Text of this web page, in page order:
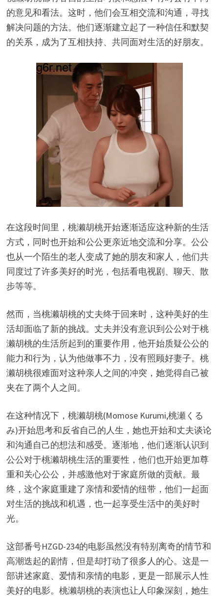
的意见和看法。这时，他们会互相交流和沟通，寻找
解决问题的方法。他们逐渐建立起了一种信任和默契
的关系，成为了互相扶持、共同面对生活的好朋友。
在这段时间里，桃濑胡桃开始逐渐适应这种新的生活
方式，同时也开始和公公更亲近地交流和分享。公公
也从一个陌生的老人变成了她的朋友和家人，他们共
同度过了许多美好的时光，包括看电视剧、聊天、散
步等等。
然而，当桃濑胡桃的丈夫终于回来时，这种美好的生
活却面临了新的挑战。丈夫并没有意识到公公对于桃
濑胡桃的生活所起到的重要作用，他开始质疑公公的
能力和行为，认为他做事不力，没有照顾好妻子。桃
濑胡桃很难面对这种亲人之间的冲突，她觉得自己被
夹在了两个人之间。
在这种情况下，桃濑胡桃(Momose Kurumi,桃瀬くる
み)开始思考和反省自己的人生，她也开始和丈夫谈论
和沟通自己的想法和感受。逐渐地，他们逐渐认识到
公公对于桃濑胡桃生活的重要性，他们也开始更加尊
重和关心公公，并感激他对于家庭所做的贡献。最
终，这个家庭重建了亲情和爱情的纽带，他们一起面
对生活的挑战和机遇，也一起享受生活中的美好时
光。
这部番号HZGD-234的电影虽然没有特别离奇的情节和
高潮迭起的剧情，但是却打动了很多人的心。这是一
部讲述家庭、爱情和亲情的电影，更是一部展示人性
美好的电影。桃濑胡桃的表演也让人印象深刻，她生